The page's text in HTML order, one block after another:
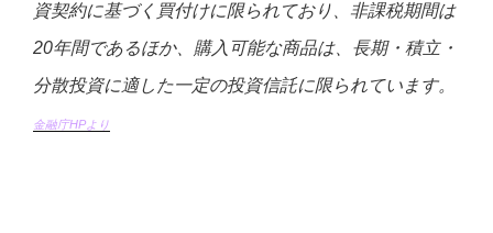
資契約に基づく買付けに限られており、非課税期間は
20年間であるほか、購入可能な商品は、長期・積立・
分散投資に適した一定の投資信託に限られています。
金融庁HPより